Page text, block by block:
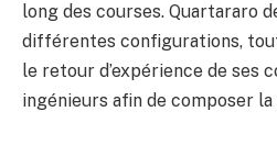
long des courses. Quartararo
différentes configurations,
le retour d’expérience de ses
ingénieurs afin de composer